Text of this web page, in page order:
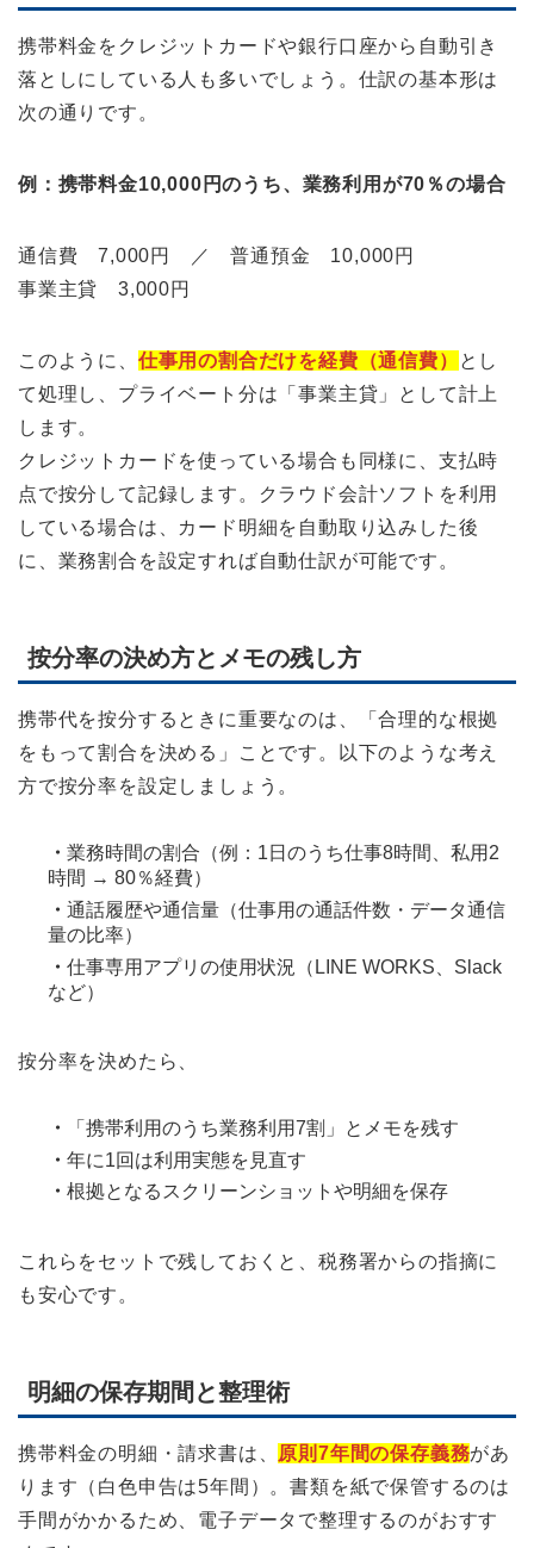
携帯料金をクレジットカードや銀行口座から自動引き
落としにしている人も多いでしょう。仕訳の基本形は
次の通りです。
例：携帯料金10,000円のうち、業務利用が70％の場合
通信費 7,000円 ／ 普通預金 10,000円
事業主貸 3,000円
このように、 仕事用の割合だけを経費（通信費）
とし
て処理し、プライベート分は「事業主貸」として計上
します。
クレジットカードを使っている場合も同様に、支払時
点で按分して記録します。クラウド会計ソフトを利用
している場合は、カード明細を自動取り込みした後
に、業務割合を設定すれば自動仕訳が可能です。
按分率の決め方とメモの残し方
携帯代を按分するときに重要なのは、「合理的な根拠
をもって割合を決める」ことです。以下のような考え
方で按分率を設定しましょう。
・ 業務時間の割合（例：1日のうち仕事8時間、私用2
時間 → 80％経費）
・ 通話履歴や通信量（仕事用の通話件数・データ通信
量の比率）
・ 仕事専用アプリの使用状況（LINE WORKS、Slack
など）
按分率を決めたら、
・
「携帯利用のうち業務利用7割」とメモを残す
・ 年に1回は利用実態を見直す
・ 根拠となるスクリーンショットや明細を保存
これらをセットで残しておくと、税務署からの指摘に
も安心です。
明細の保存期間と整理術
携帯料金の明細・請求書は、 原則7年間の保存義務があ
ります（白色申告は5年間）。書類を紙で保管するのは
手間がかかるため、電子データで整理するのがおすす